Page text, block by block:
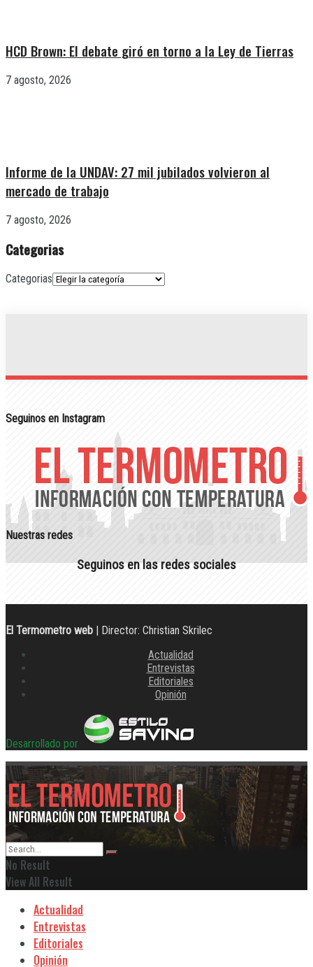
HCD Brown: El debate giró en torno a la Ley de Tierras
7 agosto, 2026
Informe de la UNDAV: 27 mil jubilados volvieron al
mercado de trabajo
7 agosto, 2026
Categorias
Categorias
Seguinos en Instagram
Nuestras redes
Seguinos en las redes sociales
El Termometro web | Director: Christian Skrilec
Actualidad
Entrevistas
Editoriales
Opinión
Desarrollado por
No Result
View All Result
Actualidad
Entrevistas
Editoriales
Opinión